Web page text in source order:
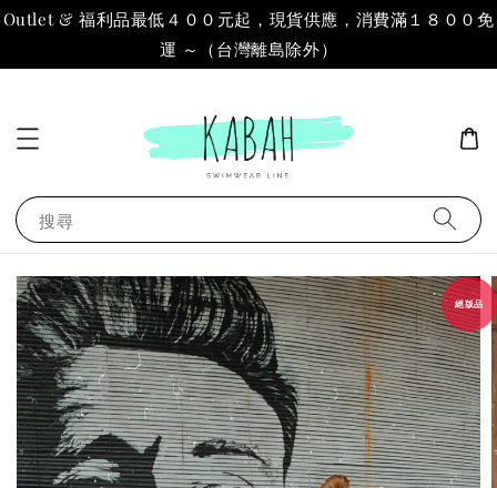
Outlet & 福利品最低４００元起，現貨供應，消費滿１８００免
運 ～（台灣離島除外）
搜尋
絕版品